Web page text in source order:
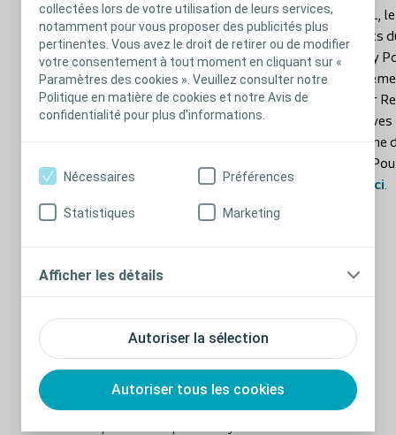
collectées lors de votre utilisation de leurs services,
notamment pour vous proposer des publicités plus
pertinentes. Vous avez le droit de retirer ou de modifier
votre consentement à tout moment en cliquant sur «
Paramètres des cookies ». Veuillez consulter notre
Politique en matière de cookies et notre Avis de
confidentialité pour plus d'informations.
Autoriser la sélection
Autoriser tous les cookies
Nécessaires Préférences
Statistiques Marketing
Afficher les détails
Physiopathologie
rectum et les propriétés physiologiques
sont à l’origine de modifications du
fonctionnement du réservoir et d’une
altération de l’évacuation
. La longueur du
rectum restant est corrélée à de meilleurs
résultats fonctionnels, bien que cet effet ne
En 2021,
d’experts
Advisory
Anterior
syndrome
basse).
ici.